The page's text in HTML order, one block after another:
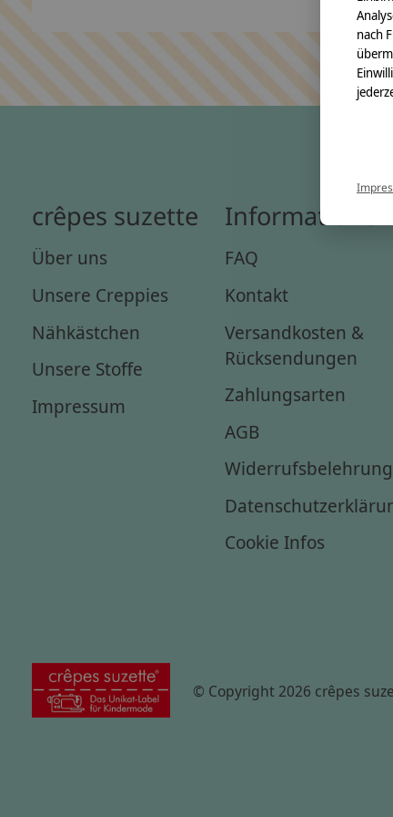
crêpes suzette
Über uns
Unsere Creppies
Nähkästchen
Unsere Stoffe
Impressum
Informationen
FAQ
Kontakt
Versandkosten &
Rücksendungen
Zahlungsarten
AGB
Widerrufsbelehrung
Cookie Infos
© Copyright 2026 crêpes
nach